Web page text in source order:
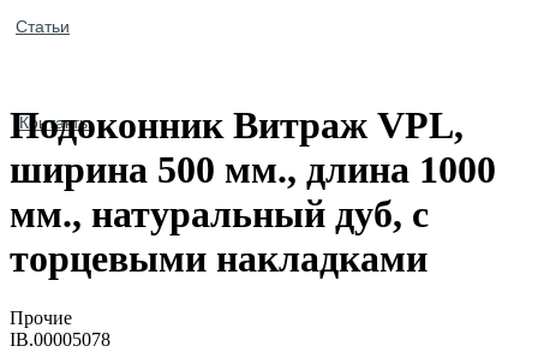
Статьи
Контакты
Подоконник Витраж VPL,
ширина 500 мм., длина 1000
мм., натуральный дуб, с
торцевыми накладками
Прочие
IB.00005078